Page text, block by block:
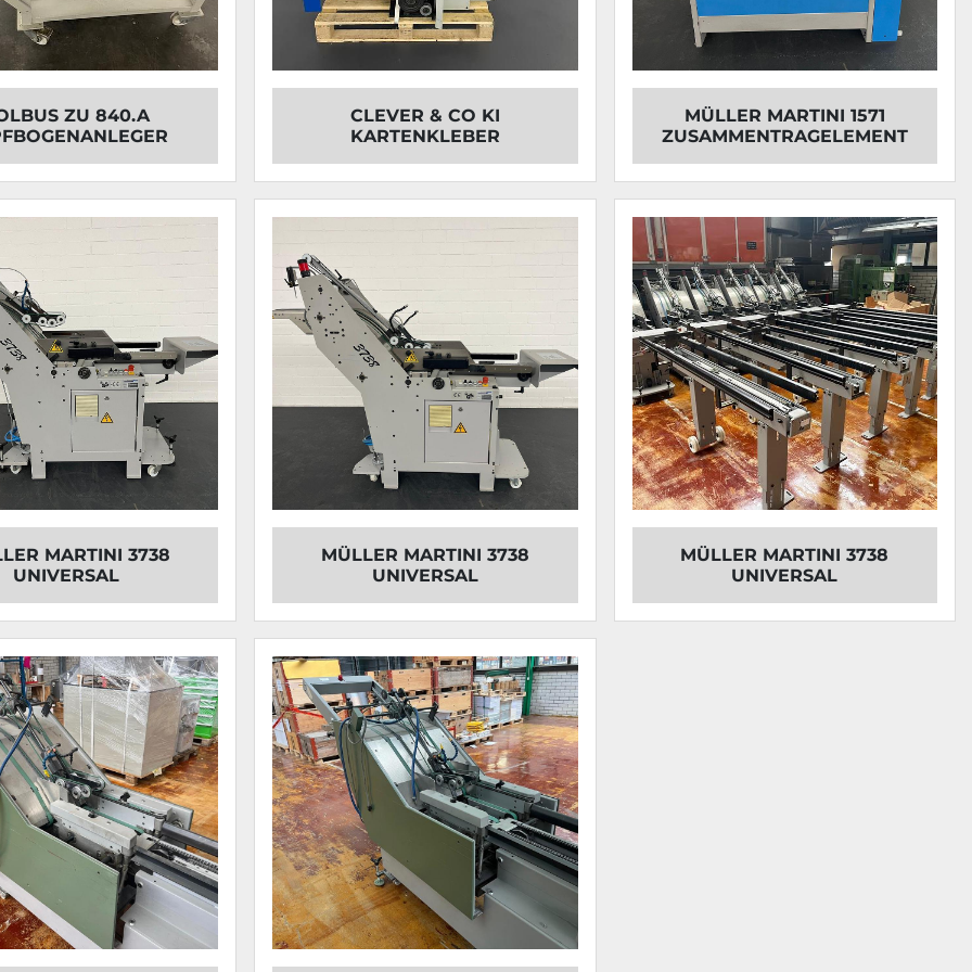
ZU 840.A
CLEVER & CO KI
KARTENKLEBER
MÜLLER MARTINI 1571
ZUSAMMENTRAGELEMENT
MARTINI 3738
UNIVERSAL
MÜLLER MARTINI 3738
UNIVERSAL
MÜLLER MARTINI 3738
UNIVERSAL